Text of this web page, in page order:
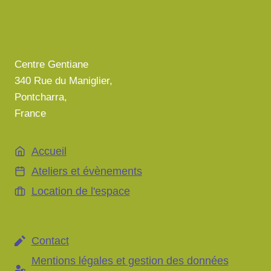
Centre Gentiane
340 Rue du Maniglier,
Pontcharra,
France
Accueil
Ateliers et évènements
Location de l'espace
Contact
Mentions légales et gestion des données